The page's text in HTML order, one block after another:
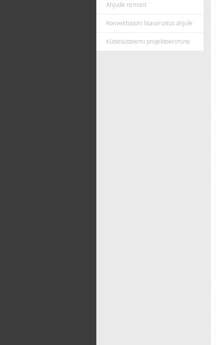
Ahjude remont
Konvektsiooni lisavarustus ahjule
Küttesüsteemi projekteerimine